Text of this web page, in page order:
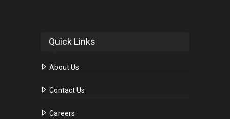
Quick Links
About Us
Contact Us
Careers